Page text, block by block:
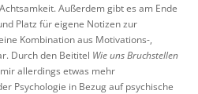
Außerdem gibt es am Ende
Platz für eigene Notizen zur
Kombination aus Motivations-,
Durch den Beititel Wie uns Bruchstellen
allerdings etwas mehr
Psychologie in Bezug auf psychische